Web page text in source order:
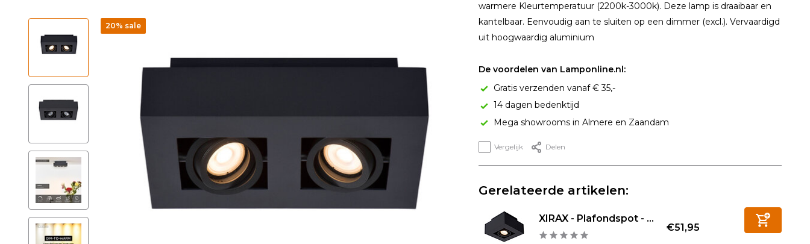
20% sale
warmere Kleurtemperatuur (2200k-3000k). Deze lamp is draaibaar en
kantelbaar. Eenvoudig aan te sluiten op een dimmer (excl.). Vervaardigd
uit hoogwaardig aluminium
De voordelen van Lamponline.nl:
Gratis verzenden vanaf € 35,-
14 dagen bedenktijd
Mega showrooms in Almere en Zaandam
Vergelijk Delen
Gerelateerde artikelen:
XIRAX - Plafondspot - ...
€51,95